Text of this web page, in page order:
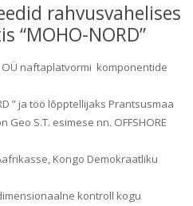
rahvusvahelises
“MOHO-NORD”
OÜ naftaplatvormi komponentide
” ja töö lõpptellijaks Prantsusmaa
S.T. esimese nn. OFFSHORE
Kongo Demokraatliku
kontroll kogu